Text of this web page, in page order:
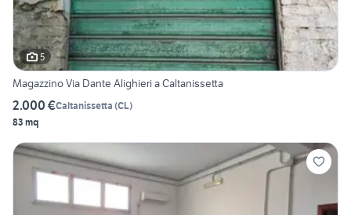
5
Magazzino Via Dante Alighieri a Caltanissetta
2.000 €Caltanissetta (CL)
83 mq